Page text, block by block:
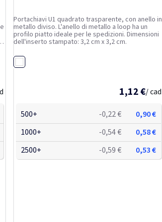
Portachiavi U1 quadrato trasparente, con anello in
metallo diviso. L'anello di metallo a loop ha un
profilo piatto ideale per le spedizioni. Dimensioni
dell'inserto stampato: 3,2 cm x 3,2 cm.
1,12 €/ cad
500+ -0,22 €
0,90 €
1000+
-0,54 €
0,58 €
2500+
-0,59 € 0,53 €